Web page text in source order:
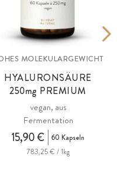
MOLEKULARGEWICHT
HYALURONSÄURE
250mg PREMIUM
vegan, aus
Fermentation
15,90 €
60 Kapseln
783,25 € / 1kg